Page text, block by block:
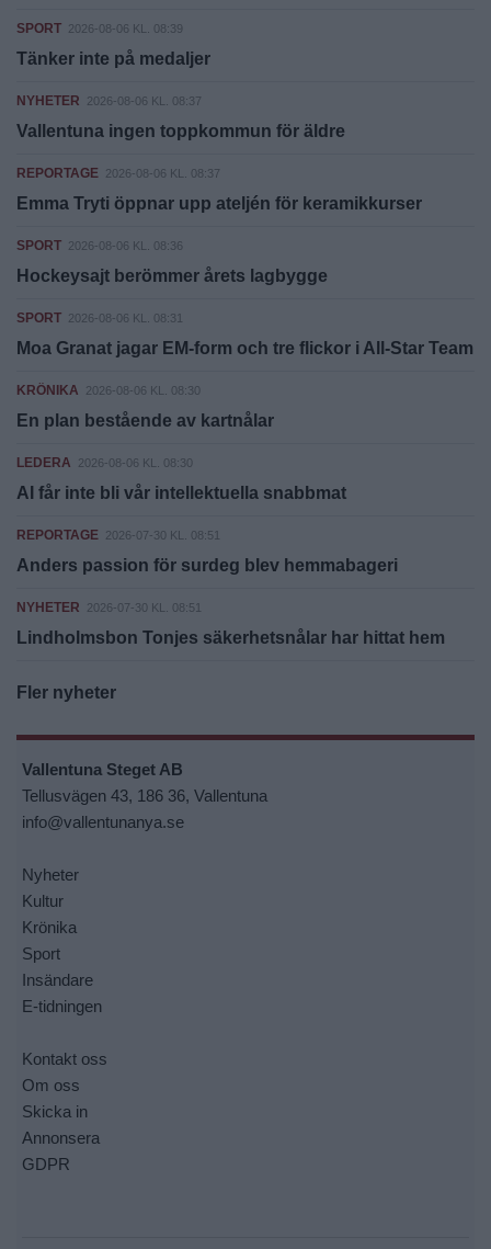
SPORT 2026-08-06 KL. 08:39
Tänker inte på medaljer
NYHETER 2026-08-06 KL. 08:37
Vallentuna ingen toppkommun för äldre
REPORTAGE 2026-08-06 KL. 08:37
Emma Tryti öppnar upp ateljén för keramikkurser
SPORT 2026-08-06 KL. 08:36
Hockeysajt berömmer årets lagbygge
SPORT 2026-08-06 KL. 08:31
Moa Granat jagar EM-form och tre flickor i All-Star Team
KRÖNIKA 2026-08-06 KL. 08:30
En plan bestående av kartnålar
LEDERA 2026-08-06 KL. 08:30
AI får inte bli vår intellektuella snabbmat
REPORTAGE 2026-07-30 KL. 08:51
Anders passion för surdeg blev hemmabageri
NYHETER 2026-07-30 KL. 08:51
Lindholmsbon Tonjes säkerhetsnålar har hittat hem
Fler nyheter
Vallentuna Steget AB
Tellusvägen 43, 186 36, Vallentuna
info@vallentunanya.se
Nyheter
Kultur
Krönika
Sport
Insändare
E-tidningen
Kontakt oss
Om oss
Skicka in
Annonsera
GDPR